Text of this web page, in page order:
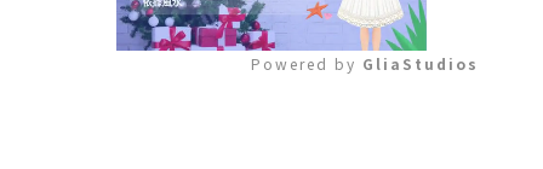
Powered by GliaStudios